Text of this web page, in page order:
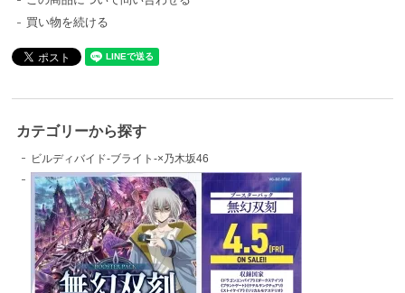
買い物を続ける
カテゴリーから探す
ビルディバイド-ブライト-×乃木坂46